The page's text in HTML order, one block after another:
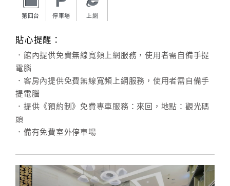
詢
訂
第四台 停車場 上網
貼心提醒：
．館內提供免費無線寬頻上網服務，使用者需自備手提
電腦
．客房內提供免費無線寬頻上網服務，使用者需自備手
提電腦
．提供《預約制》免費專車服務：來回，地點：觀光碼
頭
．備有免費室外停車場